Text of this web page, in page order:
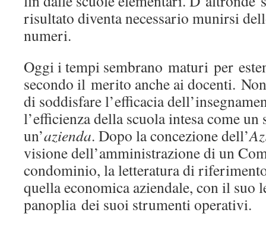
risultato diventa necessario munirsi
numeri.
Oggi i tempi sembrano maturi per
secondo il merito anche ai docenti.
di soddisfare l’efficacia
l’efficienza della scuola intesa come
un’azienda. Dopo la concezione dell’
visione dell’amministrazione di un
condominio, la letteratura di
quella economica aziendale, con il suo
panoplia dei suoi strumenti operativi.